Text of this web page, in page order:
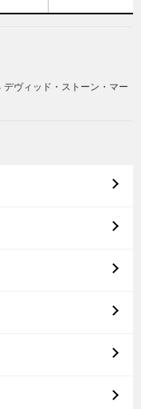
ヴィッド・ストーン・マー